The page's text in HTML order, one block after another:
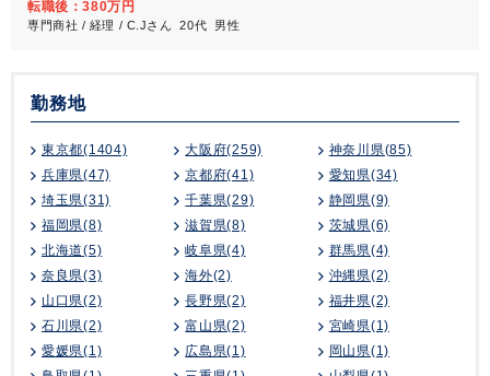
転職後：380万円
専門商社 / 経理 / C.Jさん 20代 男性
勤務地
東京都(1404) 大阪府(259)
神奈川県(85)
兵庫県(47)
京都府(41)
愛知県(34)
埼玉県(31)
千葉県(29)
静岡県(9)
福岡県(8)
滋賀県(8)
茨城県(6)
北海道(5)
岐阜県(4)
群馬県(4)
奈良県(3)
海外(2)
沖縄県(2)
山口県(2)
長野県(2)
福井県(2)
石川県(2)
富山県(2)
宮崎県(1)
愛媛県(1)
広島県(1)
岡山県(1)